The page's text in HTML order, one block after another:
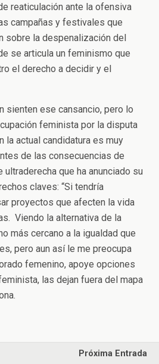
reaticulación ante la ofensiva
campañas y festivales que
sobre la despenalización del
se articula un feminismo que
el derecho a decidir y el
sienten ese cansancio, pero lo
feminista por la disputa
la actual candidatura es muy
de las consecuencias de
ultraderecha que ha anunciado su
claves: “Si tendría
proyectos que afecten la vida
Viendo la alternativa de la
más cercano a la igualdad que
pero aun así le me preocupa
femenino, apoye opciones
las dejan fuera del mapa
Próxima Entrada